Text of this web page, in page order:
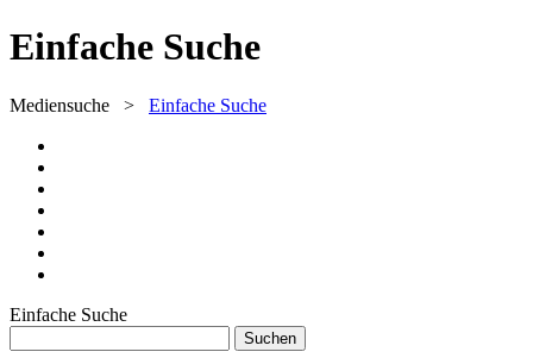
Einfache Suche
Mediensuche > Einfache Suche
Einfache Suche